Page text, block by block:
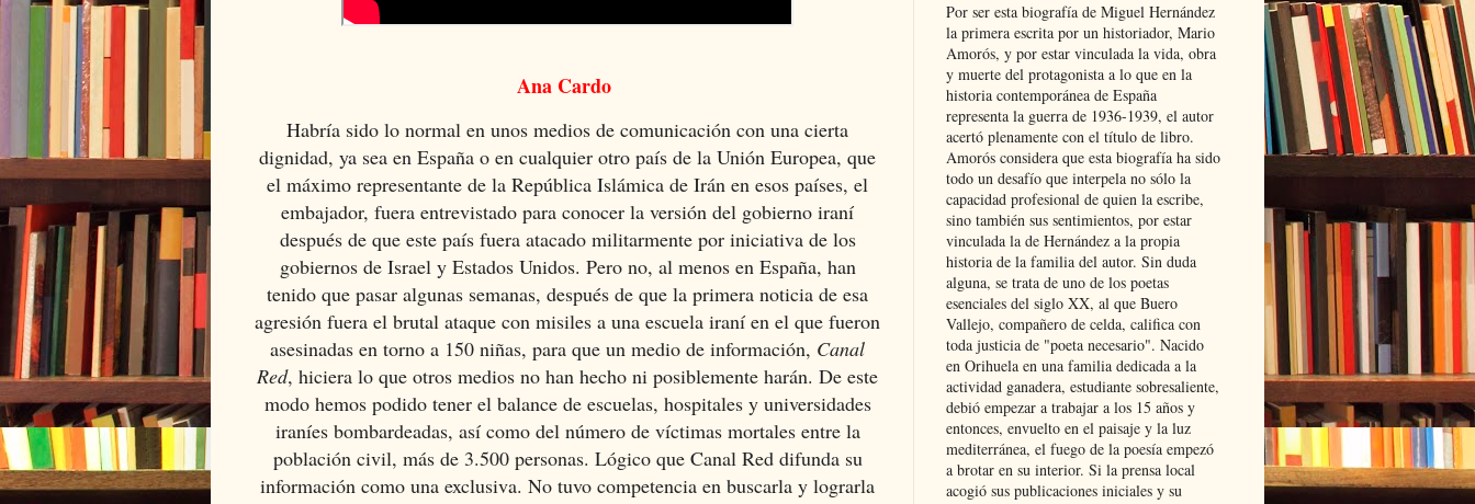
Ana Cardo
Habría sido lo normal en unos medios de comunicación con una cierta
dignidad, ya sea en España o en cualquier otro país de la Unión Europea, que
el máximo representante de la República Islámica de Irán en esos países, el
embajador, fuera entrevistado para conocer la versión del gobierno iraní
después de que este país fuera atacado militarmente por iniciativa de los
gobiernos de Israel y Estados Unidos. Pero no, al menos en España, han
tenido que pasar algunas semanas, después de que la primera noticia de esa
agresión fuera el brutal ataque con misiles a una escuela iraní en el que fueron
asesinadas en torno a 150 niñas, para que un medio de información, Canal
Red, hiciera lo que otros medios no han hecho ni posiblemente harán. De este
modo hemos podido tener el balance de escuelas, hospitales y universidades
iraníes bombardeadas, así como del número de víctimas mortales entre la
población civil, más de 3.500 personas. Lógico que Canal Red difunda su
información como una exclusiva. No tuvo competencia en buscarla y lograrla
Por ser esta biografía de Miguel Hernández
la primera escrita por un historiador, Mario
Amorós, y por estar vinculada la vida, obra
y muerte del protagonista a lo que en la
historia contemporánea de España
representa la guerra de 1936-1939, el autor
acertó plenamente con el título de libro.
Amorós considera que esta biografía ha sido
todo un desafío que interpela no sólo la
capacidad profesional de quien la escribe,
sino también sus sentimientos, por estar
vinculada la de Hernández a la propia
historia de la familia del autor. Sin duda
alguna, se trata de uno de los poetas
esenciales del siglo XX, al que Buero
Vallejo, compañero de celda, califica con
toda justicia de "poeta necesario". Nacido
en Orihuela en una familia dedicada a la
actividad ganadera, estudiante sobresaliente,
debió empezar a trabajar a los 15 años y
entonces, envuelto en el paisaje y la luz
mediterránea, el fuego de la poesía empezó
a brotar en su interior. Si la prensa local
acogió sus publicaciones iniciales y su